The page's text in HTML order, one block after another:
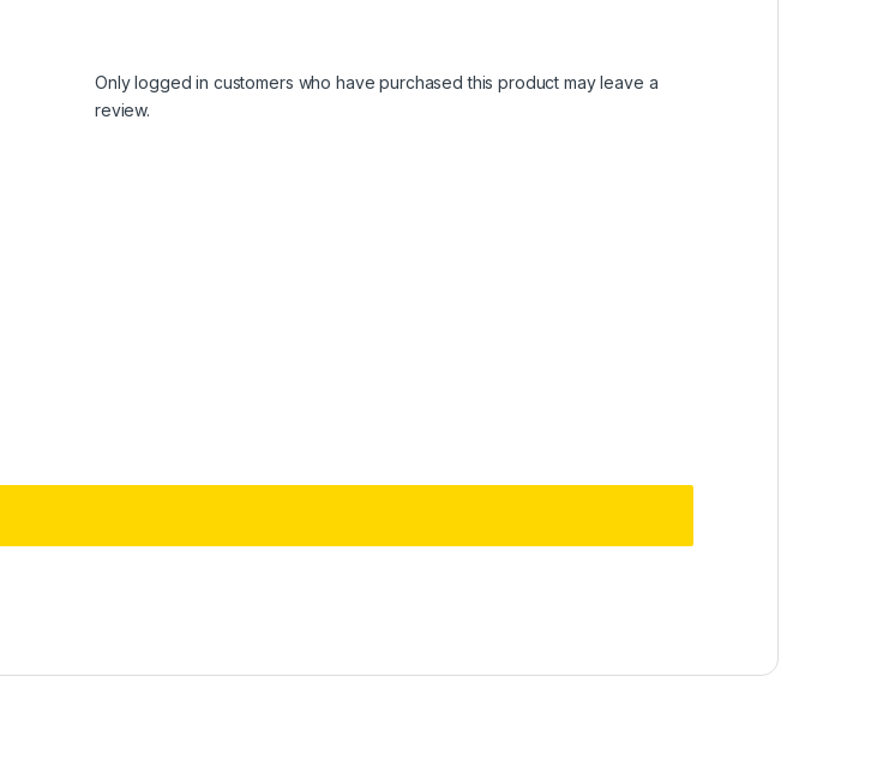
Only logged in customers who have purchased this product may leave a
review.